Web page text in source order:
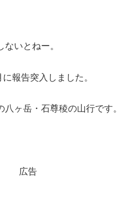
いとねー。
報告突入しました。
ヶ岳・石尊稜の山行です。
広告